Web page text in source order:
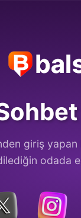
giriş yapan
odada